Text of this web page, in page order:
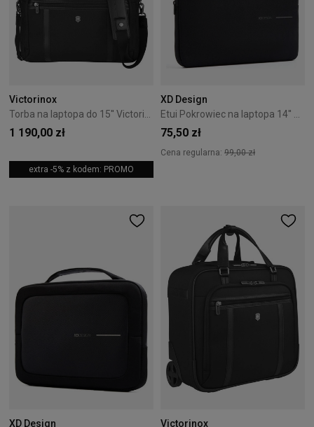
Victorinox
Torba na laptopa do 15'' Victorinox Werks Pro Cordura Black
1 190,00 zł
extra -5% z kodem: PROMO
XD Design
Etui Pokrowiec na laptopa 14'' XD Design Sleeve - Black
75,50 zł
Cena regularna: 99,00 zł
XD Design Victorinox